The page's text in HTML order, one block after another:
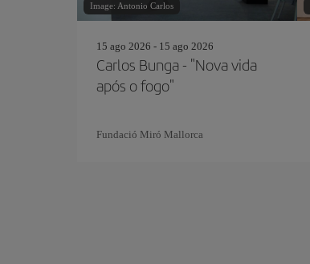
Image: Antonio Carlos
15 ago 2026 - 15 ago 2026
Carlos Bunga - "Nova vida
após o fogo"
Fundació Miró Mallorca